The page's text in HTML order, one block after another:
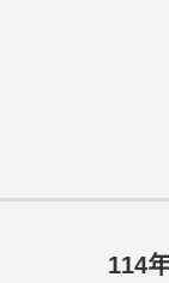
114